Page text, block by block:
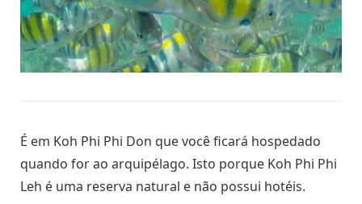
É em Koh Phi Phi Don que você ficará hospedado
quando for ao arquipélago. Isto porque Koh Phi Phi
Leh é uma reserva natural e não possui hotéis.